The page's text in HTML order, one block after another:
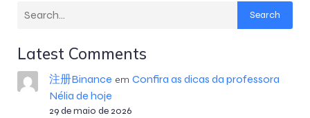
Search
Latest Comments
注册Binance em Confira as dicas da professora
Nélia de hoje
29 de maio de 2026